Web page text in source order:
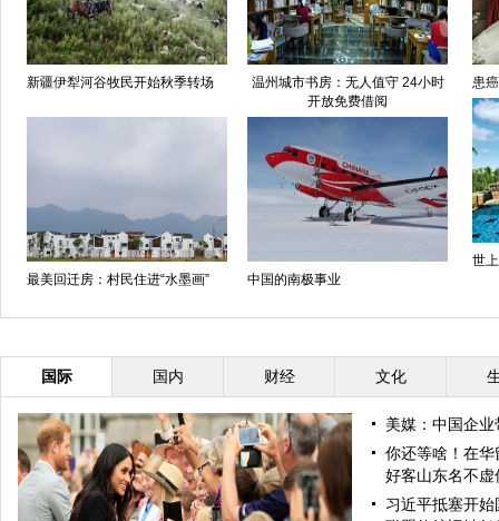
新疆伊犁河谷牧民开始秋季转场
温州城市书房：无人值守 24小时
开放免费借阅
最美回迁房：村民住进“水墨画” 中国的南极事业
患
世
国际 国内 财经 文化
美媒：中国企
你还等啥！在
好客山东名不虚
习近平抵塞开